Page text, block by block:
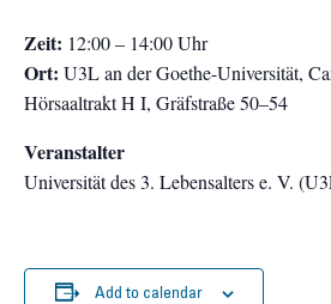
Zeit: 12:00 – 14:00 Uhr
Ort: U3L an der Goethe-Universität,
Hörsaaltrakt H I, Gräfstraße 50–54
Veranstalter
Universität des 3. Lebensalters e. V.
Add to calendar